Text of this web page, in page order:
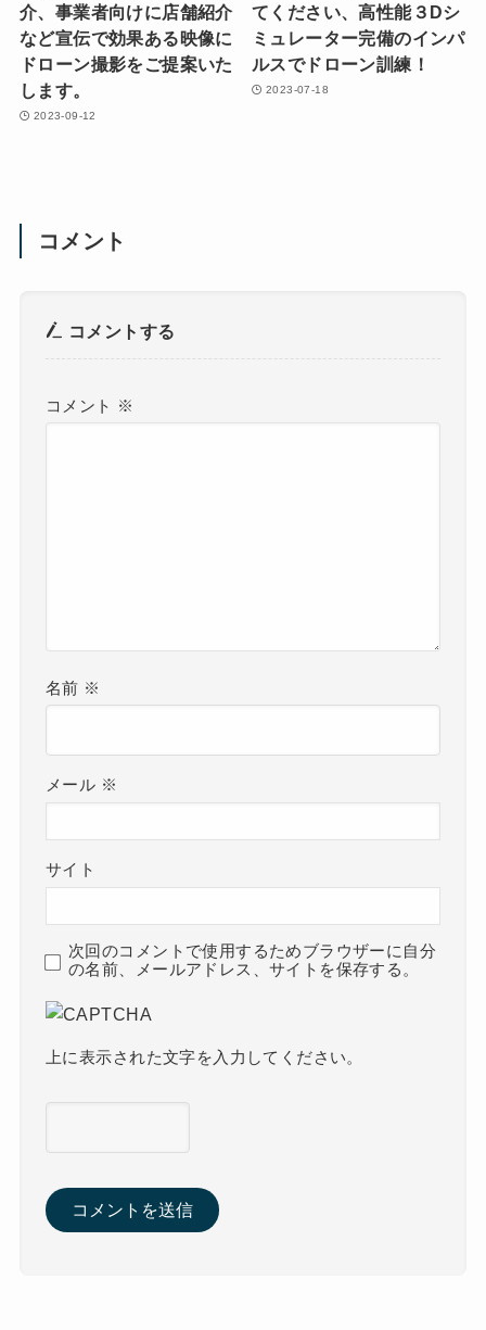
介、事業者向けに店舗紹介
など宣伝で効果ある映像に
ドローン撮影をご提案いた
します。
2023-09-12
てください、高性能３Dシ
ミュレーター完備のインパ
ルスでドローン訓練！
2023-07-18
コメント
コメントする
コメント ※
名前 ※
メール ※
サイト
次回のコメントで使用するためブラウザーに自分
の名前、メールアドレス、サイトを保存する。
上に表示された文字を入力してください。